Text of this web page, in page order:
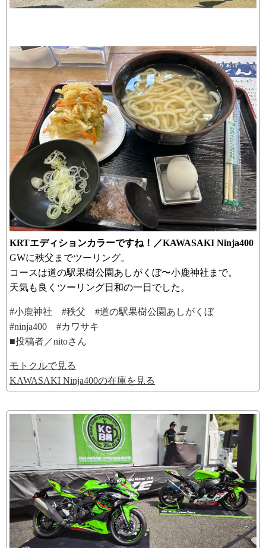
KRTエディションカラーですね！／KAWASAKI Ninja400
GWに秩父までツーリング。
コースは道の駅果樹公園あしがくぼ〜小鹿神社まで。
天気も良くツーリング日和の一日でした。
#小鹿神社 #秩父 #道の駅果樹公園あしがくぼ
#ninja400 #カワサキ
■投稿者／nitoさん
モトクルで見る
KAWASAKI Ninja400の在庫を見る